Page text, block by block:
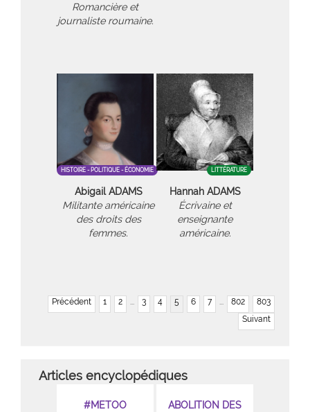
Romancière et
journaliste roumaine.
HISTOIRE - POLITIQUE - ÉCONOMIE
Abigail ADAMS
Militante américaine
des droits des
femmes.
LITTÉRATURE
Hannah ADAMS
Écrivaine et
enseignante
américaine.
Précédent 1 2 ... 3 4 5 6 7 ... 802
803
Suivant
Articles encyclopédiques
#METOO
ABOLITION DES